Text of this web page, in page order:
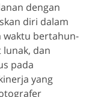
dengan
diri dalam
waktu bertahun-
dan
pada
yang